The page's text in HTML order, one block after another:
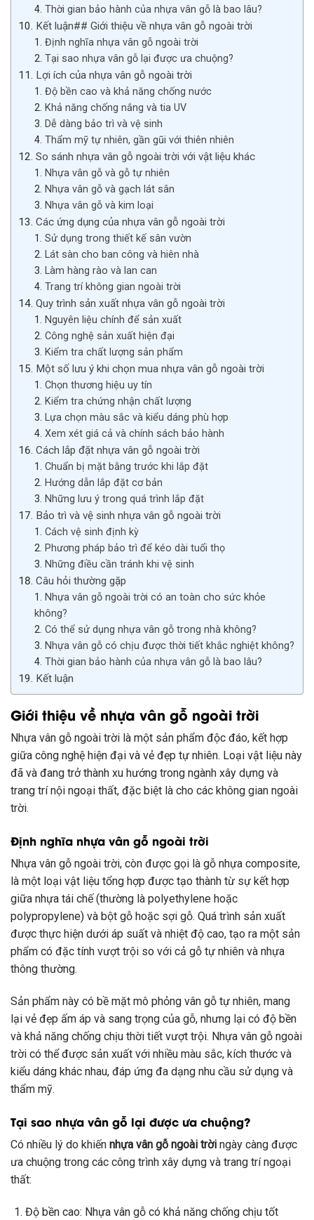
Thời gian bảo hành của nhựa vân gỗ là bao lâu?
Kết luận## Giới thiệu về nhựa vân gỗ ngoài trời
Định nghĩa nhựa vân gỗ ngoài trời
Tại sao nhựa vân gỗ lại được ưa chuộng?
Lợi ích của nhựa vân gỗ ngoài trời
Độ bền cao và khả năng chống nước
Khả năng chống nắng và tia UV
Dễ dàng bảo trì và vệ sinh
Thẩm mỹ tự nhiên, gần gũi với thiên nhiên
So sánh nhựa vân gỗ ngoài trời với vật liệu khác
Nhựa vân gỗ và gỗ tự nhiên
Nhựa vân gỗ và gạch lát sân
Nhựa vân gỗ và kim loại
Các ứng dụng của nhựa vân gỗ ngoài trời
Sử dụng trong thiết kế sân vườn
Lát sàn cho ban công và hiên nhà
Làm hàng rào và lan can
Trang trí không gian ngoài trời
Quy trình sản xuất nhựa vân gỗ ngoài trời
Nguyên liệu chính để sản xuất
Công nghệ sản xuất hiện đại
Kiểm tra chất lượng sản phẩm
Một số lưu ý khi chọn mua nhựa vân gỗ ngoài trời
Chọn thương hiệu uy tín
Kiểm tra chứng nhận chất lượng
Lựa chọn màu sắc và kiểu dáng phù hợp
Xem xét giá cả và chính sách bảo hành
Cách lắp đặt nhựa vân gỗ ngoài trời
Chuẩn bị mặt bằng trước khi lắp đặt
Hướng dẫn lắp đặt cơ bản
Những lưu ý trong quá trình lắp đặt
Bảo trì và vệ sinh nhựa vân gỗ ngoài trời
Cách vệ sinh định kỳ
Phương pháp bảo trì để kéo dài tuổi thọ
Những điều cần tránh khi vệ sinh
Câu hỏi thường gặp
Nhựa vân gỗ ngoài trời có an toàn cho sức khỏe
không?
Có thể sử dụng nhựa vân gỗ trong nhà không?
Nhựa vân gỗ có chịu được thời tiết khắc nghiệt không?
Thời gian bảo hành của nhựa vân gỗ là bao lâu?
Kết luận
Giới thiệu về nhựa vân gỗ ngoài trời
Nhựa vân gỗ ngoài trời là một sản phẩm độc đáo, kết hợp
giữa công nghệ hiện đại và vẻ đẹp tự nhiên. Loại vật liệu này
đã và đang trở thành xu hướng trong ngành xây dựng và
trang trí nội ngoại thất, đặc biệt là cho các không gian ngoài
trời.
Định nghĩa nhựa vân gỗ ngoài trời
Nhựa vân gỗ ngoài trời, còn được gọi là gỗ nhựa composite,
là một loại vật liệu tổng hợp được tạo thành từ sự kết hợp
giữa nhựa tái chế (thường là polyethylene hoặc
polypropylene) và bột gỗ hoặc sợi gỗ. Quá trình sản xuất
được thực hiện dưới áp suất và nhiệt độ cao, tạo ra một sản
phẩm có đặc tính vượt trội so với cả gỗ tự nhiên và nhựa
thông thường.
Sản phẩm này có bề mặt mô phỏng vân gỗ tự nhiên, mang
lại vẻ đẹp ấm áp và sang trọng của gỗ, nhưng lại có độ bền
và khả năng chống chịu thời tiết vượt trội. Nhựa vân gỗ ngoài
trời có thể được sản xuất với nhiều màu sắc, kích thước và
kiểu dáng khác nhau, đáp ứng đa dạng nhu cầu sử dụng và
thẩm mỹ.
Tại sao nhựa vân gỗ lại được ưa chuộng?
Có nhiều lý do khiến nhựa vân gỗ ngoài trời ngày càng được
ưa chuộng trong các công trình xây dựng và trang trí ngoại
thất:
Độ bền cao: Nhựa vân gỗ có khả năng chống chịu tốt